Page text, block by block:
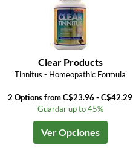
Clear Products
Tinnitus - Homeopathic Formula
2 Options from C$23.96 - C$42.29
Guardar up to 45%
Ver Opciones